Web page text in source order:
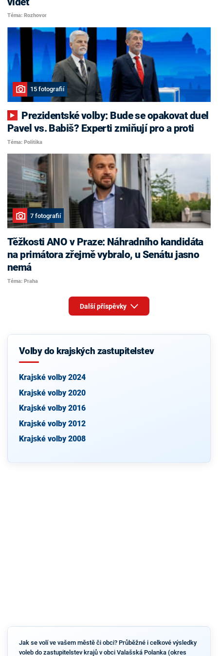
Téma: Rozhovor
15 fotografií
Pavel vs. Babiš? Experti zmiňují pro a proti
Téma: Politika
7 fotografií
Těžkosti ANO v Praze: Náhradního kandidáta
na primátora zřejmě vybralo, u Senátu jasno
nemá
Téma: Praha
Další příspěvky
Volby do krajských zastupitelstev
Krajské volby 2024
Krajské volby 2020
Krajské volby 2016
Krajské volby 2012
Krajské volby 2008
Jak se volí ve vašem městě či obci? Průběžné i celkové výsledky
voleb do zastupitelstev krajů v obci Valašská Polanka (okres